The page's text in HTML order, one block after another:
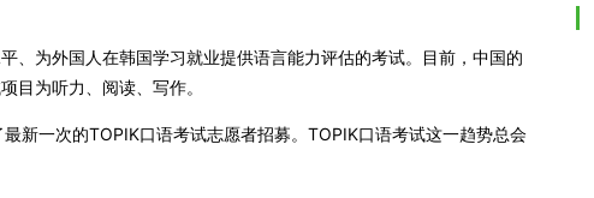
、为外国人在韩国学习就业提供语言能力评估的考试。目前，中国的
目为听力、阅读、写作。
新一次的TOPIK口语考试志愿者招募。TOPIK口语考试这一趋势总会